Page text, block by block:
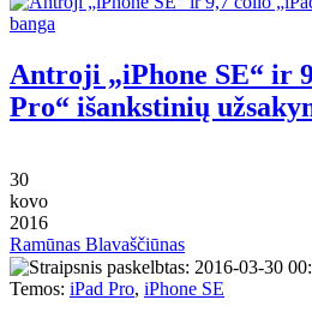
Antroji „iPhone SE“ ir
Pro“ išankstinių
30
kovo
2016
Ramūnas Blavaščiūnas
Temos: iPad Pro, iPhone SE